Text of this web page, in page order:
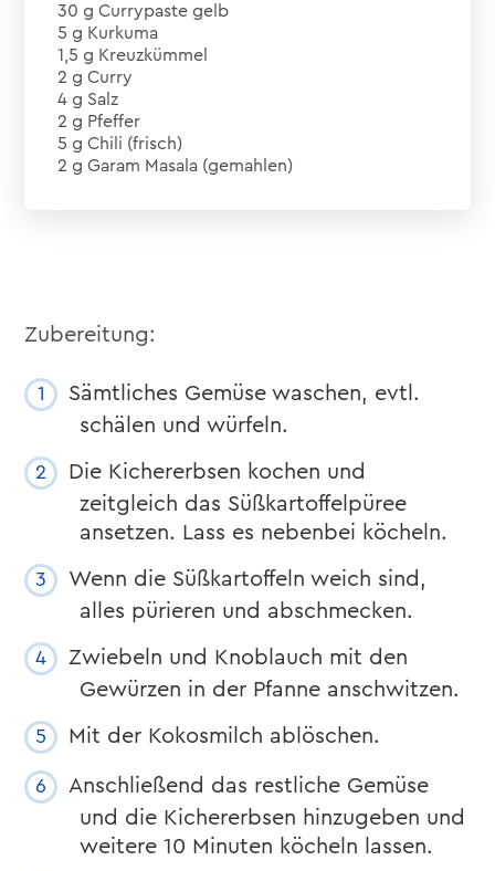
30 g Currypaste gelb
5 g Kurkuma
1,5 g Kreuzkümmel
2 g Curry
4 g Salz
2 g Pfeffer
5 g Chili (frisch)
2 g Garam Masala (gemahlen)
Zubereitung:
Sämtliches Gemüse waschen, evtl.
schälen und würfeln.
Die Kichererbsen kochen und
zeitgleich das Süßkartoffelpüree
ansetzen. Lass es nebenbei köcheln.
Wenn die Süßkartoffeln weich sind,
alles pürieren und abschmecken.
Zwiebeln und Knoblauch mit den
Gewürzen in der Pfanne anschwitzen.
Mit der Kokosmilch ablöschen.
Anschließend das restliche Gemüse
und die Kichererbsen hinzugeben und
weitere 10 Minuten köcheln lassen.